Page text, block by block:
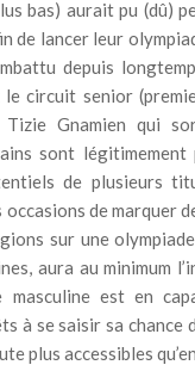
bas) aurait pu (dû)
de lancer leur
depuis
le circuit senior
Gnamien qui
sont légitimement
de plusieurs
de marquer
sur une
aura au minimum
masculine est en
à se saisir sa chance
plus accessibles